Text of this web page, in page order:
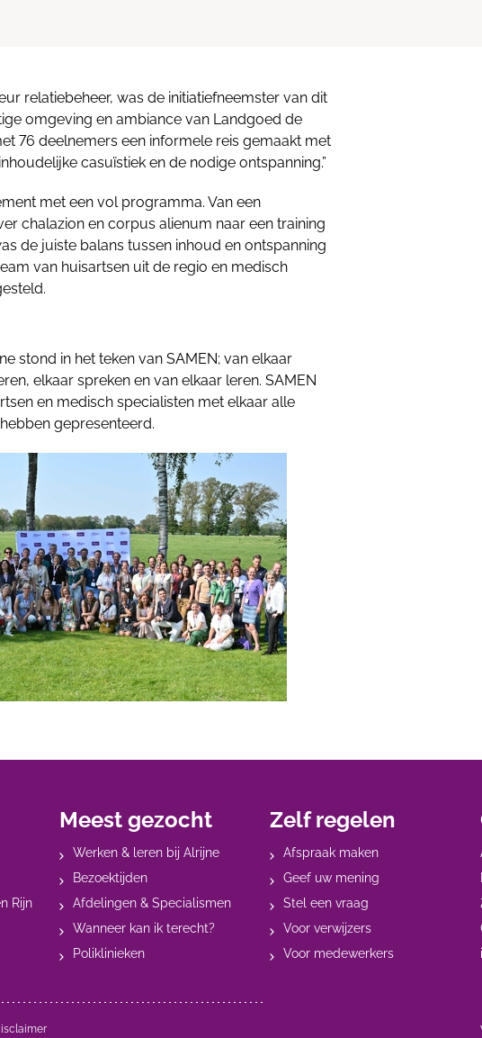
relatiebeheer, was de initiatiefneemster van dit
omgeving en ambiance van Landgoed de
76 deelnemers een informele reis gemaakt met
casuïstiek en de nodige ontspanning.”
met een vol programma. Van een
chalazion en corpus alienum naar een training
de juiste balans tussen inhoud en ontspanning
van huisartsen uit de regio en medisch
stond in het teken van SAMEN; van elkaar
elkaar spreken en van elkaar leren. SAMEN
en medisch specialisten met elkaar alle
gepresenteerd.
Rijn
Meest gezocht
Werken & leren bij Alrijne
Bezoektijden
Afdelingen & Specialismen
Wanneer kan ik terecht?
Poliklinieken
Zelf regelen
Afspraak maken
Geef uw mening
Stel een vraag
Voor verwijzers
Voor medewerkers